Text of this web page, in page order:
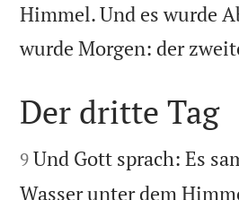
Himmel. Und es wurde
wurde Morgen: der

Der dritte Tag

9 Und Gott sprach: Es
Wasser unter dem